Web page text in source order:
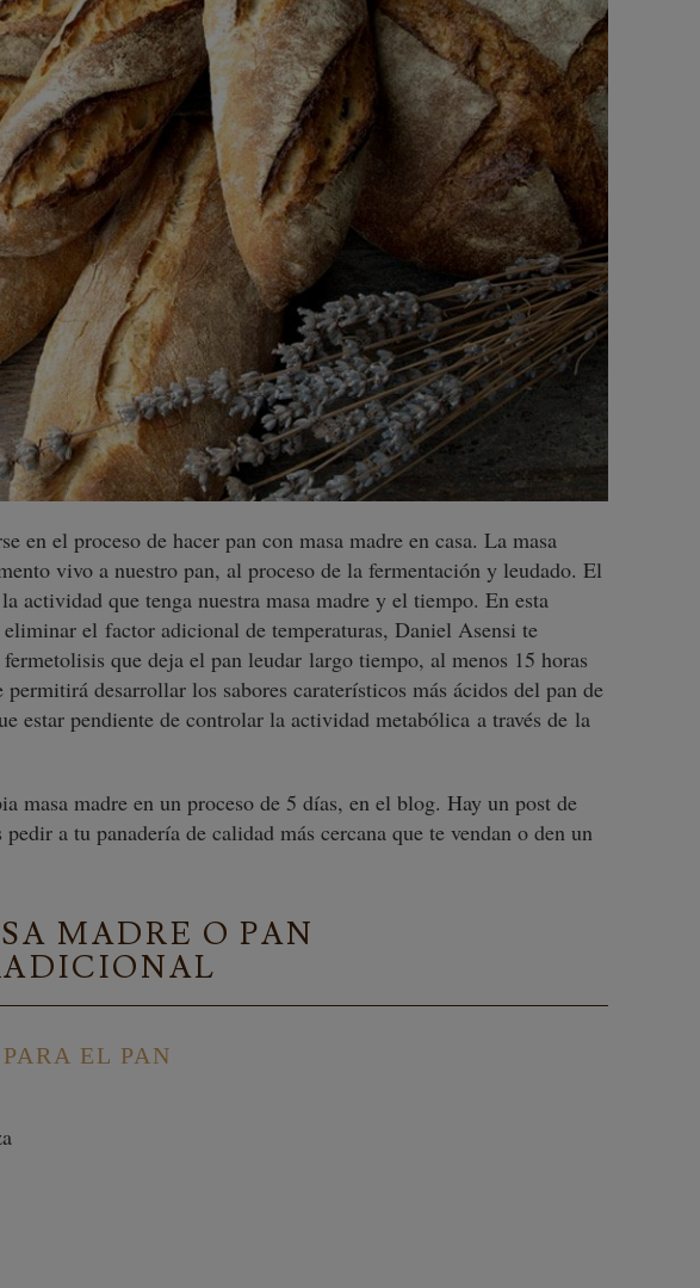
en el proceso de hacer pan con masa madre en casa. La masa
vivo a nuestro pan, al proceso de la fermentación y leudado. El
actividad que tenga nuestra masa madre y el tiempo. En esta
el factor adicional de temperaturas, Daniel Asensi te
que deja el pan leudar largo tiempo, al menos 15 horas
desarrollar los sabores caraterísticos más ácidos del pan de
estar pendiente de controlar la actividad metabólica a través de la
masa madre en un proceso de 5 días, en el blog. Hay un post de
a tu panadería de calidad más cercana que te vendan o den un
MADRE O PAN
EL PAN